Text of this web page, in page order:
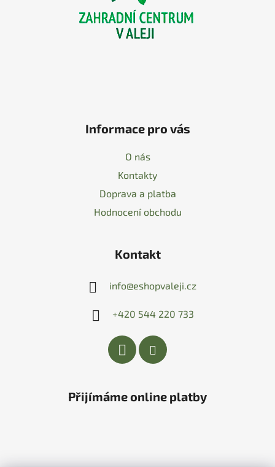
Informace pro vás
O nás
Kontakty
Doprava a platba
Hodnocení obchodu
Kontakt
info@eshopvaleji.cz
+420 544 220 733
Přijímáme online platby